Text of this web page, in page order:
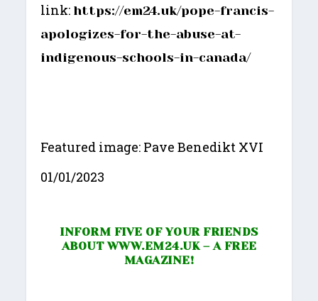
link: https://em24.uk/pope-francis-
apologizes-for-the-abuse-at-
indigenous-schools-in-canada/
Featured image: Pave Benedikt XVI
01/01/2023
INFORM FIVE OF YOUR FRIENDS
ABOUTWWW.EM24.UK– A FREE
MAGAZINE!